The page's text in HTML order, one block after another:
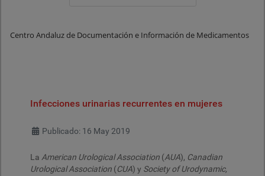
Centro Andaluz de Documentación e Información de Medicamentos
Infecciones urinarias recurrentes en mujeres
Detalles
Publicado: 16 May 2019
La American Urological Association (AUA), Canadian
Urological Association (CUA) y Society of Urodynamic,